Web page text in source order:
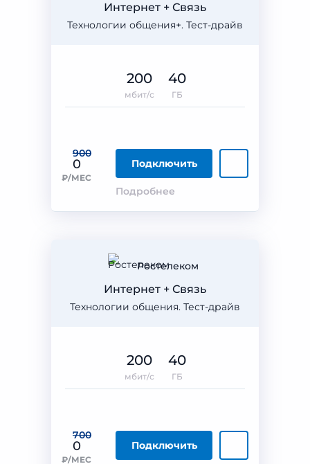
Технологии общения+. Тест-драйв
Интернет + Связь
900
0
₽/МЕС
Подключить
Подробнее
200
мбит/с
40
ГБ
Ростелеком
Технологии общения. Тест-драйв
Интернет + Связь
700
0
₽/МЕС
Подключить
200
мбит/с
40
ГБ